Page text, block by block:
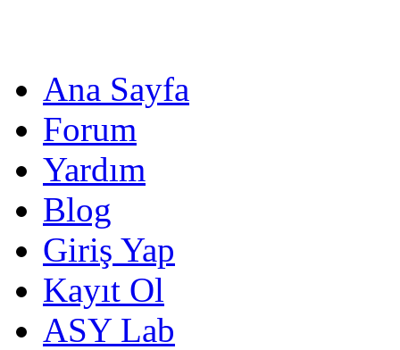
Ana Sayfa
Forum
Yardım
Blog
Giriş Yap
Kayıt Ol
ASY Lab